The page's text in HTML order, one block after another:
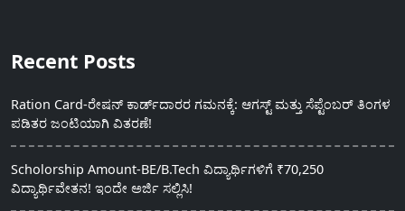
Recent Posts
Ration Card-ರೇಷನ್ ಕಾರ್ಡ್‍ದಾರರ ಗಮನಕ್ಕೆ: ಆಗಸ್ಟ್ ಮತ್ತು ಸೆಪ್ಟೆಂಬರ್ ತಿಂಗಳ
ಪಡಿತರ ಜಂಟಿಯಾಗಿ ವಿತರಣೆ!
Scholorship Amount-BE/B.Tech ವಿದ್ಯಾರ್ಥಿಗಳಿಗೆ ₹70,250
ವಿದ್ಯಾರ್ಥಿವೇತನ! ಇಂದೇ ಅರ್ಜಿ ಸಲ್ಲಿಸಿ!